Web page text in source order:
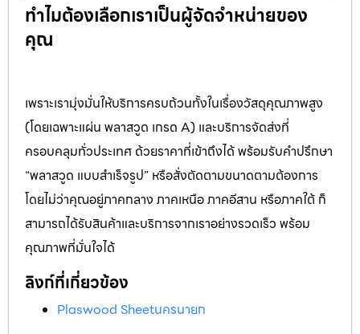
ทำไมต้องเลือกเราเป็นผู้จัดจำหน่ายของ
คุณ
เพราะเรามุ่งมั่นให้บริการครบถ้วนทั้งในเรื่องวัสดุคุณภาพสูง
(โดยเฉพาะแผ่น พลาสวูด เกรด A) และบริการจัดส่งที่
ครอบคลุมทั่วประเทศ ด้วยราคาที่เข้าถึงได้ พร้อมรับคำปรึกษา
“พลาสวูด แบบสำเร็จรูป” หรือสั่งตัดตามขนาดตามต้องการ
โดยไม่ว่าคุณอยู่ภาคกลาง ภาคเหนือ ภาคอีสาน หรือภาคใต้ ก็
สามารถได้รับสินค้าและบริการจากเราอย่างรวดเร็ว พร้อม
คุณภาพที่มั่นใจได้
ลิงก์ที่เกี่ยวข้อง
Plaswood Sheetนครนายก